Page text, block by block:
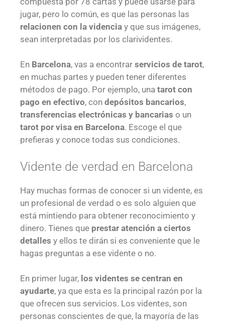
jugar, pero lo común, es que las personas las
relacionen con la videncia y que sus imágenes,
sean interpretadas por los clarividentes.
En Barcelona, vas a encontrar servicios de tarot,
en muchas partes y pueden tener diferentes
métodos de pago. Por ejemplo, una tarot con
pago en efectivo, con depósitos bancarios,
transferencias electrónicas y bancarias o un
tarot por visa en Barcelona. Escoge el que
prefieras y conoce todas sus condiciones.
Vidente de verdad en Barcelona
Hay muchas formas de conocer si un vidente, es
un profesional de verdad o es solo alguien que
está mintiendo para obtener reconocimiento y
dinero. Tienes que prestar atención a ciertos
detalles y ellos te dirán si es conveniente que le
hagas preguntas a ese vidente o no.
En primer lugar, los videntes se centran en
ayudarte, ya que esta es la principal razón por la
que ofrecen sus servicios. Los videntes, son
personas conscientes de que, la mayoría de las